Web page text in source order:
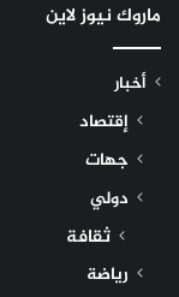
ماروك نيوز لاين
أخبار
إقتصاد
جهات
دولي
ثقافة
رياضة